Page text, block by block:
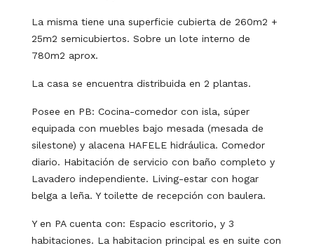
La misma tiene una superficie cubierta de 260m2 +
25m2 semicubiertos. Sobre un lote interno de
780m2 aprox.
La casa se encuentra distribuida en 2 plantas.
Posee en PB: Cocina-comedor con isla, súper
equipada con muebles bajo mesada (mesada de
silestone) y alacena HAFELE hidráulica. Comedor
diario. Habitación de servicio con baño completo y
Lavadero independiente. Living-estar con hogar
belga a leña. Y toilette de recepción con baulera.
Y en PA cuenta con: Espacio escritorio, y 3
habitaciones. La habitacion principal es en suite con